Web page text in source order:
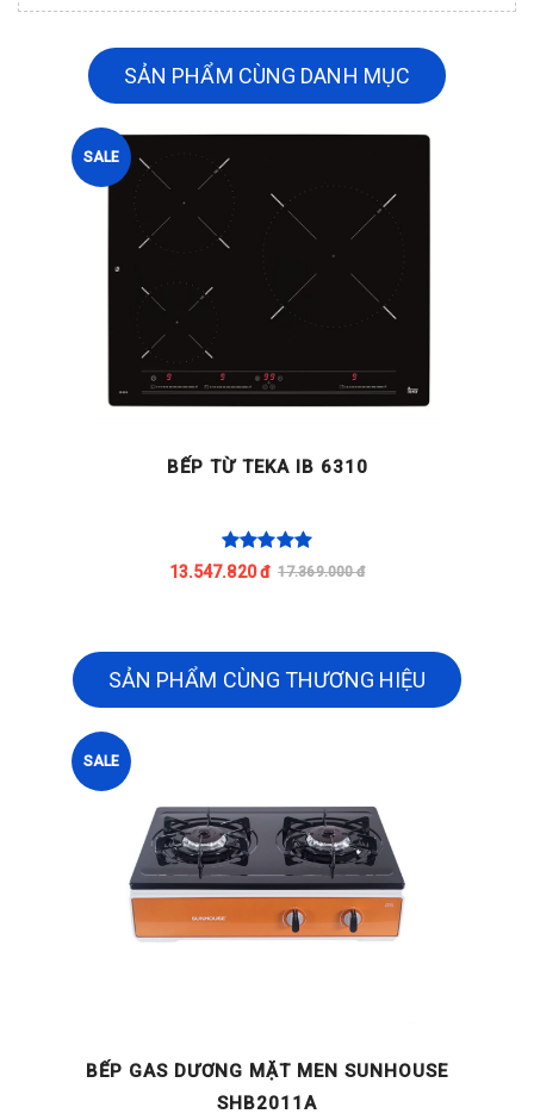
SẢN PHẨM CÙNG DANH MỤC
SALE
BẾP TỪ TEKA IB 6310
13.547.820 đ 17.369.000 đ
SẢN PHẨM CÙNG THƯƠNG HIỆU
SALE
BẾP GAS DƯƠNG MẶT MEN SUNHOUSE
SHB2011A